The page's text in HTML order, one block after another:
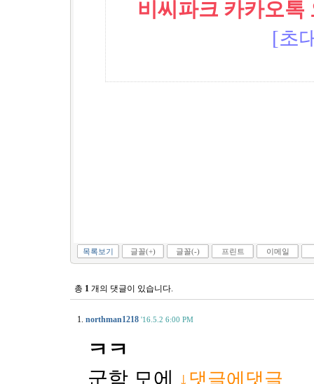
비씨파크 카카오톡
[초
목록보기 글꼴(+) 글꼴(-) 프린트 이메일
총 1 개의 댓글이 있습니다.
1. northman1218 '16.5.2 6:00 PM
ㅋㅋ
군함 모에 ↓댓글에댓글